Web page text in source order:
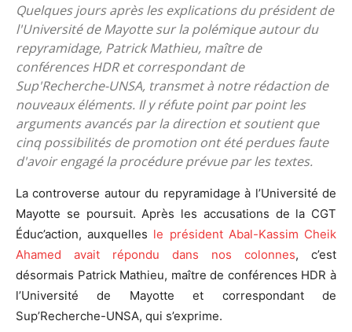
Quelques jours après les explications du président de
l'Université de Mayotte sur la polémique autour du
repyramidage, Patrick Mathieu, maître de
conférences HDR et correspondant de
Sup'Recherche-UNSA, transmet à notre rédaction de
nouveaux éléments. Il y réfute point par point les
arguments avancés par la direction et soutient que
cinq possibilités de promotion ont été perdues faute
d'avoir engagé la procédure prévue par les textes.
La controverse autour du repyramidage à l’Université de
Mayotte se poursuit. Après les accusations de la CGT
Éduc’action, auxquelles le président Abal-Kassim Cheik
Ahamed avait répondu dans nos colonnes, c’est
désormais Patrick Mathieu, maître de conférences HDR à
l’Université de Mayotte et correspondant de
Sup’Recherche-UNSA, qui s’exprime.